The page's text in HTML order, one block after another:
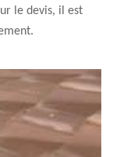
le devis, il est